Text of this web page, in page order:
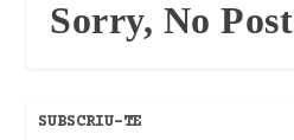
Sorry, No
SUBSCRIU-TE